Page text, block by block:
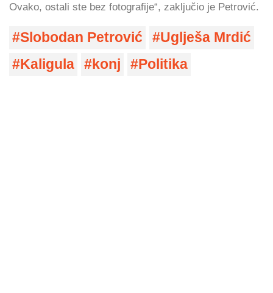
Ovako, ostali ste bez fotografije“, zaključio je Petrović.
Slobodan Petrović
Uglješa Mrdić
Kaligula
konj Politika